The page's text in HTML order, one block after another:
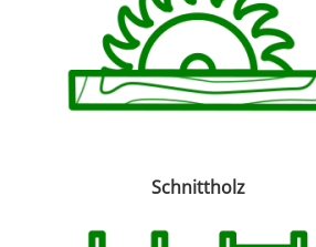
Schnittholz